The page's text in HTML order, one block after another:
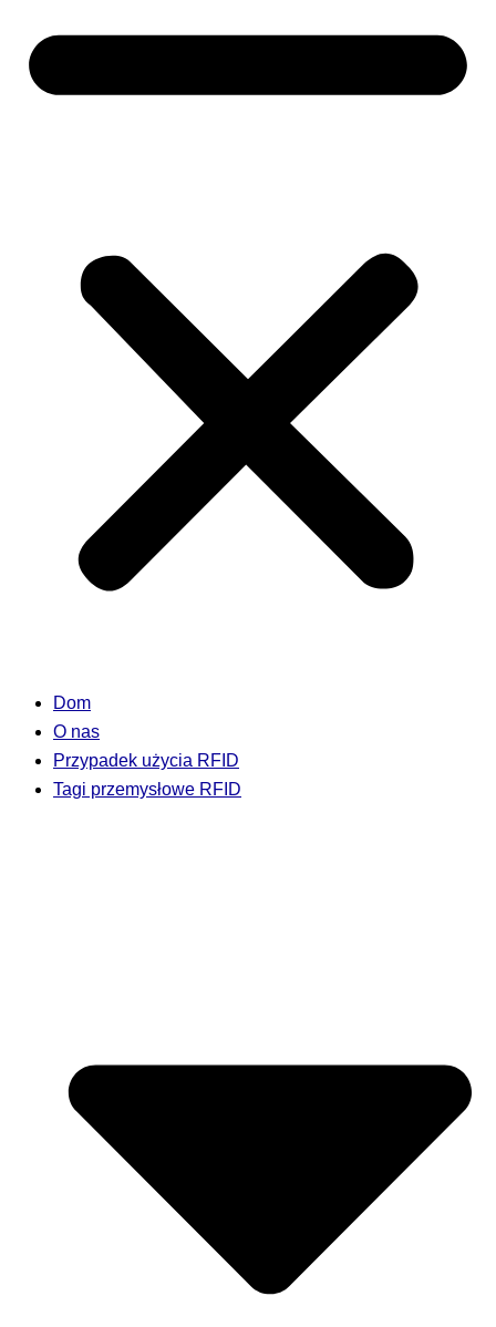
Dom
O nas
Przypadek użycia RFID
Tagi przemysłowe RFID